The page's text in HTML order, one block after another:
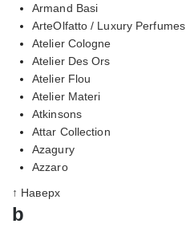
Armand Basi
ArteOlfatto / Luxury Perfumes
Atelier Cologne
Atelier Des Ors
Atelier Flou
Atelier Materi
Atkinsons
Attar Collection
Azagury
Azzaro
↑ Наверх
b